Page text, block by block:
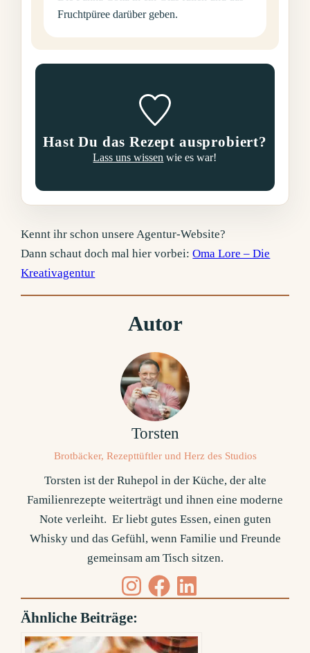
Fruchtpüree darüber geben.
Hast Du das Rezept ausprobiert?
Lass uns wissen wie es war!
Kennt ihr schon unsere Agentur-Website?
Dann schaut doch mal hier vorbei:Oma Lore – Die
Kreativagentur
Autor
Torsten
Brotbäcker, Rezepttüftler und Herz des Studios
Torsten ist der Ruhepol in der Küche, der alte
Familienrezepte weiterträgt und ihnen eine moderne
Note verleiht. Er liebt gutes Essen, einen guten
Whisky und das Gefühl, wenn Familie und Freunde
gemeinsam am Tisch sitzen.
Ähnliche Beiträge: